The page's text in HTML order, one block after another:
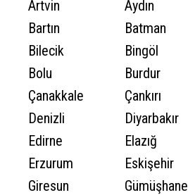
Artvin
Aydın
Bartın
Batman
Bilecik
Bingöl
Bolu
Burdur
Çanakkale
Çankırı
Denizli
Diyarbakır
Edirne
Elazığ
Erzurum
Eskişehir
Giresun
Gümüşhane